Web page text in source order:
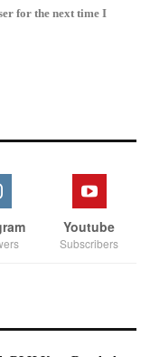
for the next time I
Youtube
Subscribers